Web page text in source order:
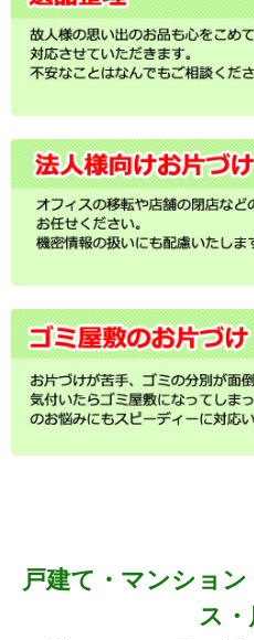
戸建て・マンショ
ス